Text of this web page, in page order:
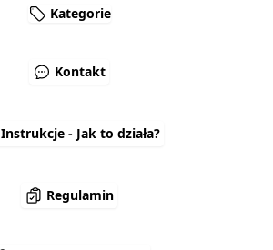
Kategorie
Kontakt
Instrukcje - Jak to działa?
Regulamin